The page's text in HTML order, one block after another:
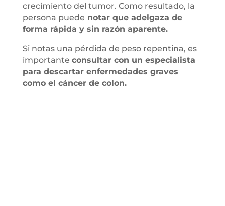
crecimiento del tumor. Como resultado, la
persona puede notar que adelgaza de
forma rápida y sin razón aparente.
Si notas una pérdida de peso repentina, es
importante consultar con un especialista
para descartar enfermedades graves
como el cáncer de colon.